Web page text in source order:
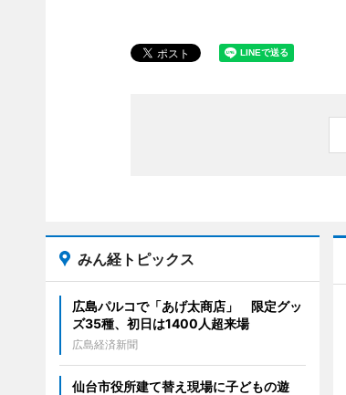
みん経トピックス
広島パルコで「あげ太商店」 限定グッ
ズ35種、初日は1400人超来場
広島経済新聞
仙台市役所建て替え現場に子どもの遊